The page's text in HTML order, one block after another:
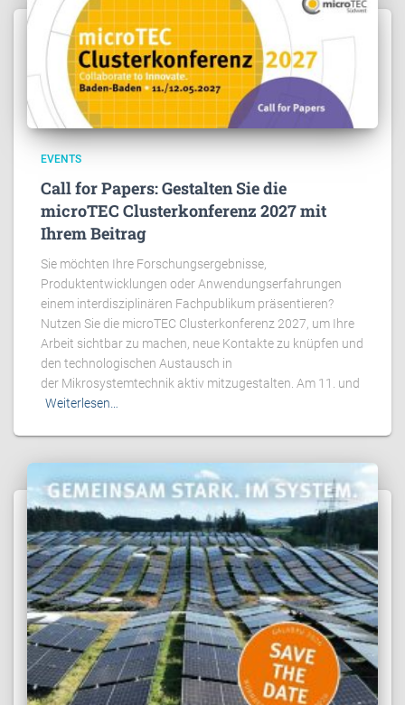
EVENTS
Call for Papers: Gestalten Sie die
microTEC Clusterkonferenz 2027 mit
Ihrem Beitrag
Sie möchten Ihre Forschungsergebnisse,
Produktentwicklungen oder Anwendungserfahrungen
einem interdisziplinären Fachpublikum präsentieren?
Nutzen Sie die microTEC Clusterkonferenz 2027, um Ihre
Arbeit sichtbar zu machen, neue Kontakte zu knüpfen und
den technologischen Austausch in
der Mikrosystemtechnik aktiv mitzugestalten. Am 11. und
Weiterlesen…